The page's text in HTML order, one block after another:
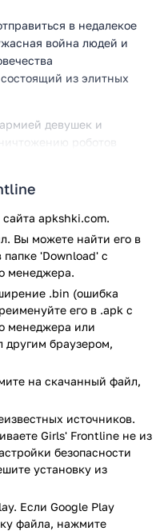
в недалекое
война людей и
из элитных
девушек и
роботов
прохождения он будет
уникальными
решать, какие
ресурсы,
Также в Girl’s Frontline
героини. Игрок сможет
уют и добавляя
имеющиеся наряды,
гардероб будет
в проекте доступно
расслабиться и
антивирусом
по всем последним
apkshki.com.
Вы можете найти его в
'Download' с
менеджера.
.bin (ошибка
его в .apk с
менеджера или
другим браузером,
на скачанный файл,
источников.
Girls' Frontline не из
безопасности
установку из
Если Google Play
файла, нажмите